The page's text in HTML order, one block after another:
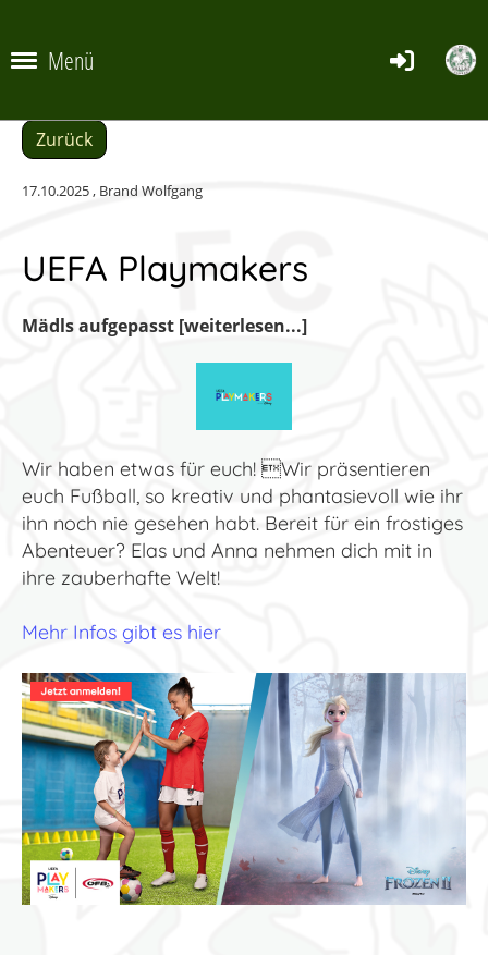
Menü
Zurück
17.10.2025, Brand Wolfgang
UEFA Playmakers
Mädls aufgepasst [weiterlesen...]
Wir haben etwas für euch! Wir präsentieren
euch Fußball, so kreativ und phantasievoll wie ihr
ihn noch nie gesehen habt. Bereit für ein frostiges
Abenteuer? Elas und Anna nehmen dich mit in
ihre zauberhafte Welt!
Mehr Infos gibt es hier